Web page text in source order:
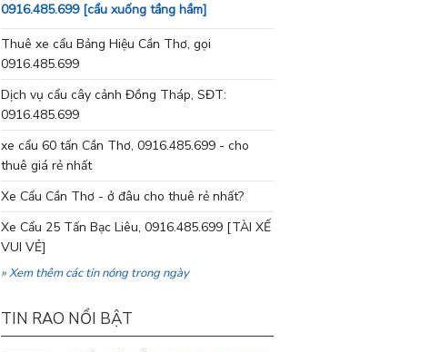
0916.485.699 [cẩu xuống tầng hầm]
Thuê xe cẩu Bảng Hiệu Cần Thơ, gọi
0916.485.699
Dịch vụ cẩu cây cảnh Đồng Tháp, SĐT:
0916.485.699
xe cẩu 60 tấn Cần Thơ, 0916.485.699 - cho
thuê giá rẻ nhất
Xe Cẩu Cần Thơ - ở đâu cho thuê rẻ nhất?
Xe Cẩu 25 Tấn Bạc Liêu, 0916.485.699 [TÀI XẾ
VUI VẺ]
» Xem thêm các tin nóng trong ngày
TIN RAO NỔI BẬT